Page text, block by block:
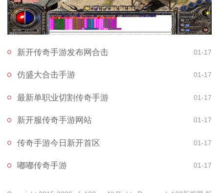
新开传奇手游发布网合击 01-17
仿盛大合击手游 01-17
最新单职业切割传奇手游 01-17
新开服传奇手游网站 01-17
传奇手游今日新开首区 01-17
嘟嘟传奇手游 01-17